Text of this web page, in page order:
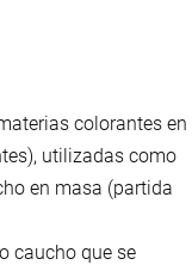
colorantes en
utilizadas como
en masa (partida
caucho que se